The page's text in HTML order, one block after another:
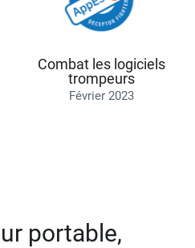
Combat les logiciels
trompeurs
Février 2023
portable,